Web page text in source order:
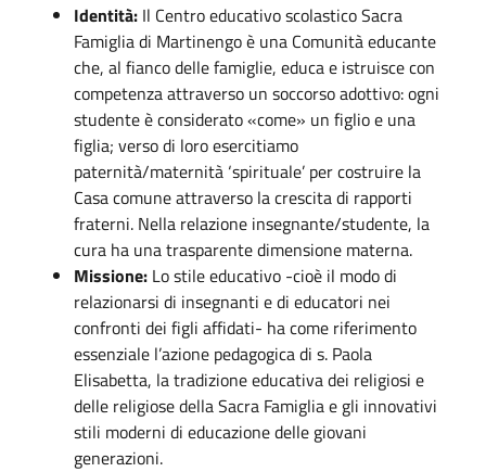
Identità: Il Centro educativo scolastico Sacra
Famiglia di Martinengo è una Comunità educante
che, al fianco delle famiglie, educa e istruisce con
competenza attraverso un soccorso adottivo: ogni
studente è considerato «come» un figlio e una
figlia; verso di loro esercitiamo
paternità/maternità ‘spirituale’ per costruire la
Casa comune attraverso la crescita di rapporti
fraterni. Nella relazione insegnante/studente, la
cura ha una trasparente dimensione materna.
Missione: Lo stile educativo -cioè il modo di
relazionarsi di insegnanti e di educatori nei
confronti dei figli affidati- ha come riferimento
essenziale l’azione pedagogica di s. Paola
Elisabetta, la tradizione educativa dei religiosi e
delle religiose della Sacra Famiglia e gli innovativi
stili moderni di educazione delle giovani
generazioni.